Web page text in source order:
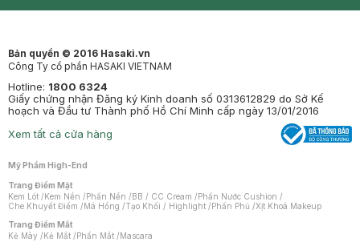
Bản quyền © 2016 Hasaki.vn
Công Ty cổ phần HASAKI VIETNAM
Hotline: 1800 6324
Giấy chứng nhận Đăng ký Kinh doanh số 0313612829 do Sở Kế
hoạch và Đầu tư Thành phố Hồ Chí Minh cấp ngày 13/01/2016
Xem tất cả cửa hàng
Mỹ Phẩm High-End
Trang Điểm Mặt
Kem Lót /Kem Nền /Phấn Nền /BB / CC Cream /Phấn Nước Cushion /
Che Khuyết Điểm /Má Hồng /Tạo Khối / Highlight /Phấn Phủ /Xịt Khoá Makeup
Trang Điểm Mắt
Kẻ Mày /Kẻ Mắt /Phấn Mắt /Mascara